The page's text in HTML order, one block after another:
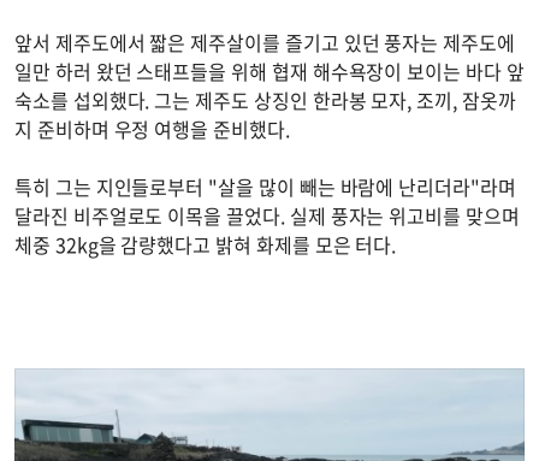
앞서 제주도에서 짧은 제주살이를 즐기고 있던 풍자는 제주도에
일만 하러 왔던 스태프들을 위해 협재 해수욕장이 보이는 바다 앞
숙소를 섭외했다. 그는 제주도 상징인 한라봉 모자, 조끼, 잠옷까
지 준비하며 우정 여행을 준비했다.
특히 그는 지인들로부터 "살을 많이 빼는 바람에 난리더라"라며
달라진 비주얼로도 이목을 끌었다. 실제 풍자는 위고비를 맞으며
체중 32kg을 감량했다고 밝혀 화제를 모은 터다.